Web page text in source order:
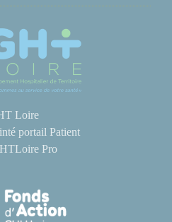
Loire
portail Patient
Pro